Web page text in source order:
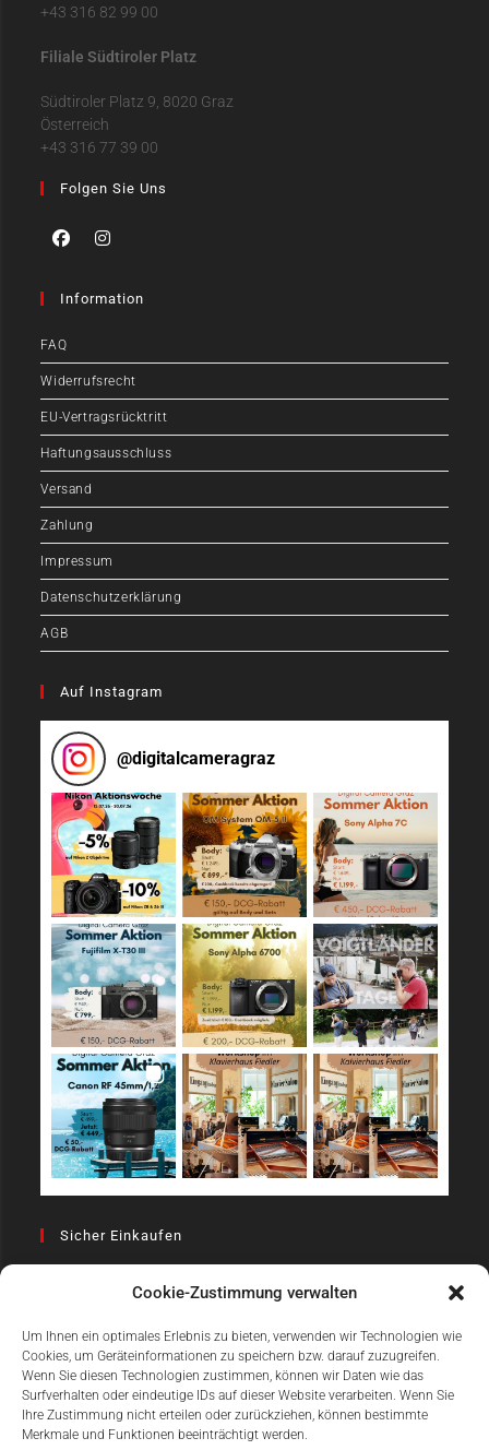
Cookie-Zustimmung verwalten
Um Ihnen ein optimales Erlebnis zu bieten, verwenden wir Technologien wie
Cookies, um Geräteinformationen zu speichern bzw. darauf zuzugreifen.
Wenn Sie diesen Technologien zustimmen, können wir Daten wie das
Surfverhalten oder eindeutige IDs auf dieser Website verarbeiten. Wenn Sie
Ihre Zustimmung nicht erteilen oder zurückziehen, können bestimmte
Merkmale und Funktionen beeinträchtigt werden.
+43 316 82 99 00
Filiale Südtiroler Platz
Südtiroler Platz 9, 8020 Graz
Österreich
+43 316 77 39 00
Folgen Sie Uns
Information
FAQ
Widerrufsrecht
EU-Vertragsrücktritt
Haftungsausschluss
Versand
Zahlung
Impressum
Datenschutzerklärung
AGB
Auf Instagram
@digitalcameragraz
Sicher Einkaufen
Einfach Online Bezahlen